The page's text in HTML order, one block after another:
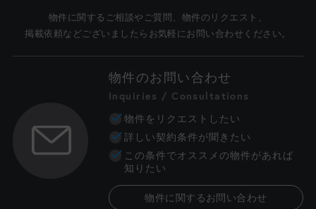
物件に関するご相談やご質問、物件のリクエスト、
掲載依頼などございましたらお気軽にお問い合わせください。
物件のお問い合わせ
Inquiries / Consultations
物件をリクエストしたい
詳しい契約条件が聞きたい
この条件でオススメの物件があれば
知りたい
物件に関するお問い合わせ